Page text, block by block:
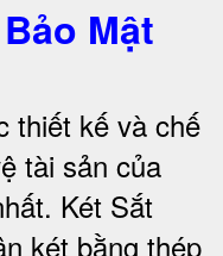
Mật
thiết kế và chế
tài sản của
Két Sắt
két bằng thép